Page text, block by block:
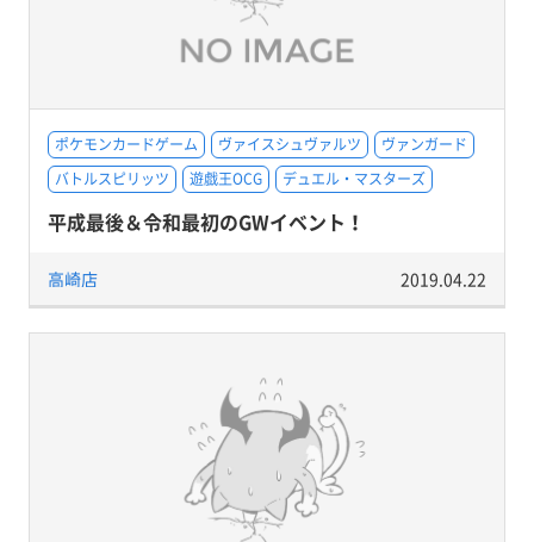
ポケモンカードゲーム ヴァイスシュヴァルツ
ヴァンガード
バトルスピリッツ
遊戯王OCG デュエル・マスターズ
平成最後＆令和最初のGWイベント！
高崎店 2019.04.22